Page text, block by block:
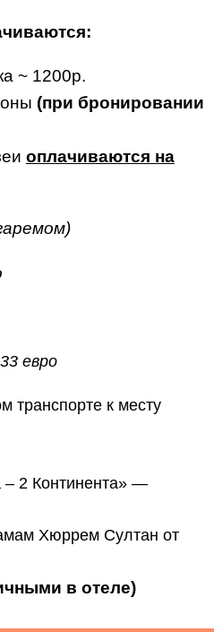
:
~ 1200р.
(при бронировании
оплачиваются на
евро
транспорте к месту
– 2 Континента» —
Хюррем Султан от
в отеле)